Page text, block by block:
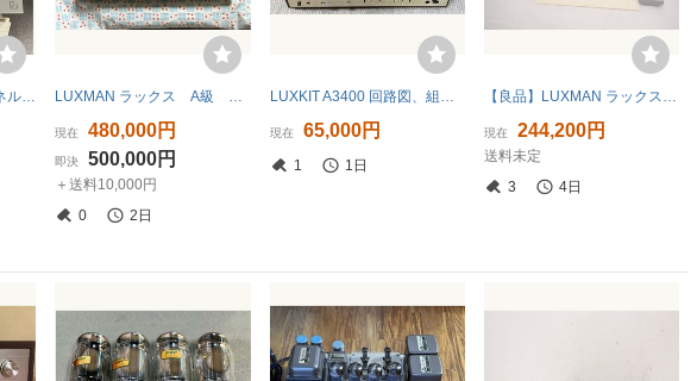
現在 480,000円
即決 500,000円
＋送料10,000円
0
2日
現在 65,000円
1 1日
現在 244,200円
送料未定
3
4日